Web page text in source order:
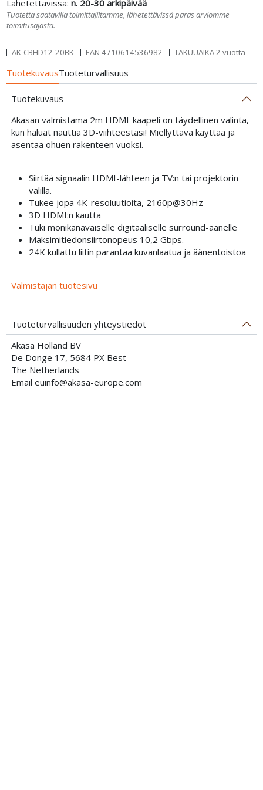
Lähetettävissä:n. 20-30 arkipäivää
Tuotetta saatavilla toimittajiltamme, lähetettävissä paras arviomme
toimitusajasta.
AK-CBHD12-20BK EAN 4710614536982 TAKUUAIKA 2 vuotta
TuotekuvausTuoteturvallisuus
Tuotekuvaus
Akasan valmistama 2m HDMI-kaapeli on täydellinen valinta,
kun haluat nauttia 3D-viihteestäsi! Miellyttävä käyttää ja
asentaa ohuen rakenteen vuoksi.
Siirtää signaalin HDMI-lähteen ja TV:n tai projektorin
välillä.
Tukee jopa 4K-resoluutioita, 2160p@30Hz
3D HDMI:n kautta
Tuki monikanavaiselle digitaaliselle surround-äänelle
Maksimitiedonsiirtonopeus 10,2 Gbps.
24K kullattu liitin parantaa kuvanlaatua ja äänentoistoa
Valmistajan tuotesivu
Tuoteturvallisuuden yhteystiedot
Akasa Holland BV
De Donge 17, 5684 PX Best
The Netherlands
Email euinfo@akasa-europe.com